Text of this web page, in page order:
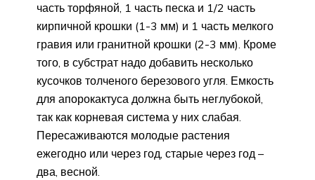
часть торфяной, 1 часть песка и 1/2 часть
кирпичной крошки (1-3 мм) и 1 часть мелкого
гравия или гранитной крошки (2-3 мм). Кроме
того, в субстрат надо добавить несколько
кусочков толченого березового угля. Емкость
для апорокактуса должна быть неглубокой,
так как корневая система у них слабая.
Пересаживаются молодые растения
ежегодно или через год, старые через год –
два, весной.